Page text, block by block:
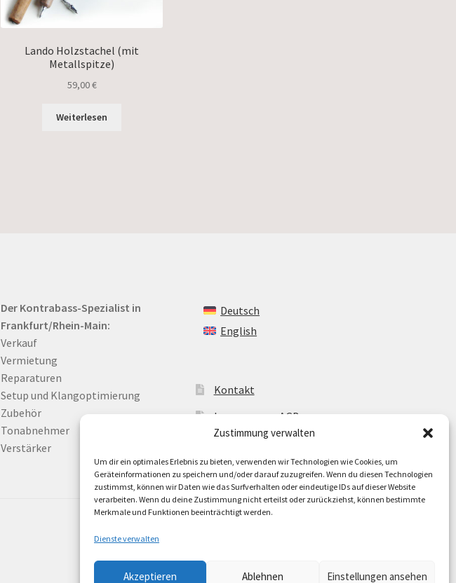
Zustimmung verwalten
Um dir ein optimales Erlebnis zu bieten, verwenden wir Technologien wie Cookies, um
Geräteinformationen zu speichern und/oder darauf zuzugreifen. Wenn du diesen Technologien
zustimmst, können wir Daten wie das Surfverhalten oder eindeutige IDs auf dieser Website
verarbeiten. Wenn du deine Zustimmung nicht erteilst oder zurückziehst, können bestimmte
Merkmale und Funktionen beeinträchtigt werden.
Dienste verwalten
Akzeptieren Ablehnen Einstellungen ansehen
Lando Holzstachel (mit
Metallspitze)
59,00€
Weiterlesen
Der Kontrabass-Spezialist in
Frankfurt/Rhein-Main:
Verkauf
Vermietung
Reparaturen
Setup und Klangoptimierung
Zubehör
Tonabnehmer
Verstärker
Deutsch
English
Kontakt
Impressum + AGB
Cookie-Richtlinie (EU)